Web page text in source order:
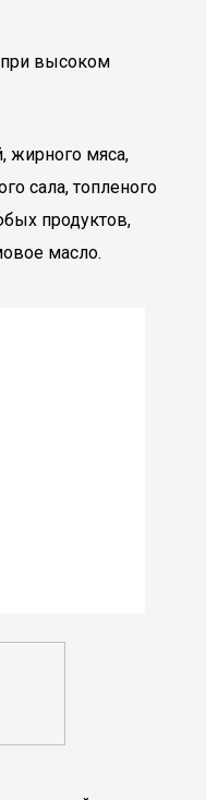
при высоком
жирного мяса,
сала, топленого
продуктов,
масло.